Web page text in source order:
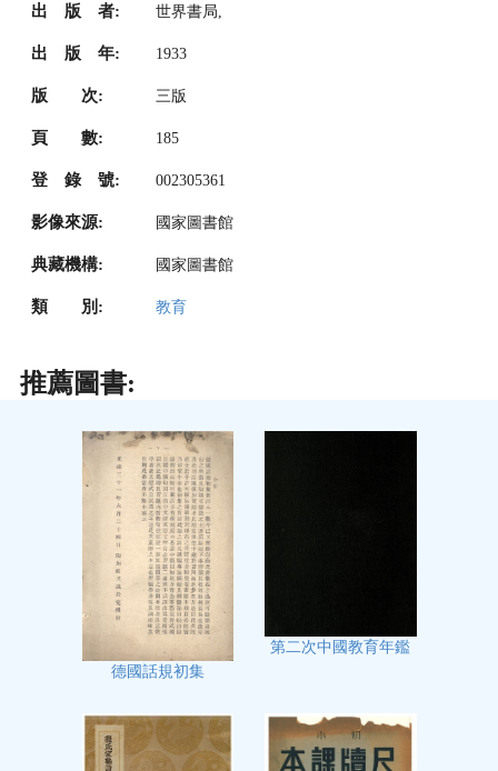
出 版 者: 世界書局,
出 版 年: 1933
版 次: 三版
頁 數: 185
登 錄 號: 002305361
影像來源: 國家圖書館
典藏機構: 國家圖書館
類 別: 教育
推薦圖書:
德國話規初集
第二次中國教育年鑑